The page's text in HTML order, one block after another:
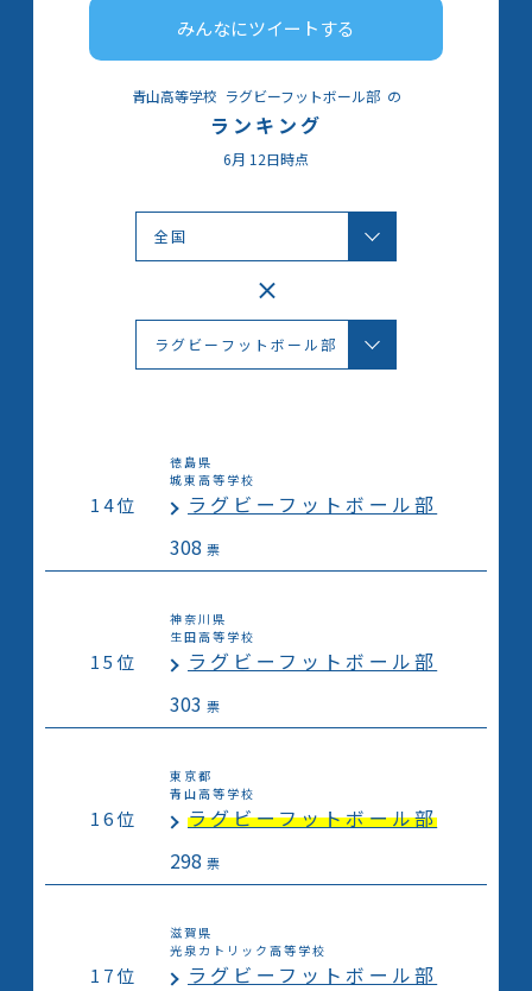
みんなにツイートする
青山高等学校 ラグビーフットボール部 の
ランキング
6月 12日時点
14位
徳島県
城東高等学校
ラグビーフットボール部
308 票
15位
神奈川県
生田高等学校
ラグビーフットボール部
303 票
16位
東京都
青山高等学校
ラグビーフットボール部
298 票
17位
滋賀県
光泉カトリック高等学校
ラグビーフットボール部